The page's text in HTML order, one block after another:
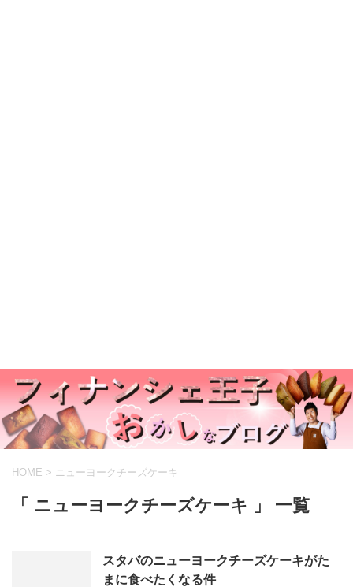
HOME > ニューヨークチーズケーキ
「 ニューヨークチーズケーキ 」 一覧
スタバのニューヨークチーズケーキがた
まに食べたくなる件